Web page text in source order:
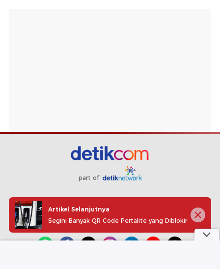
part of
Redaksi Pedoman Media Siber Karir
Kotak Pos
Info Iklan
Privacy Policy
Artikel Selanjutnya
Segini Banyak QR Code Pertalite yang Diblokir